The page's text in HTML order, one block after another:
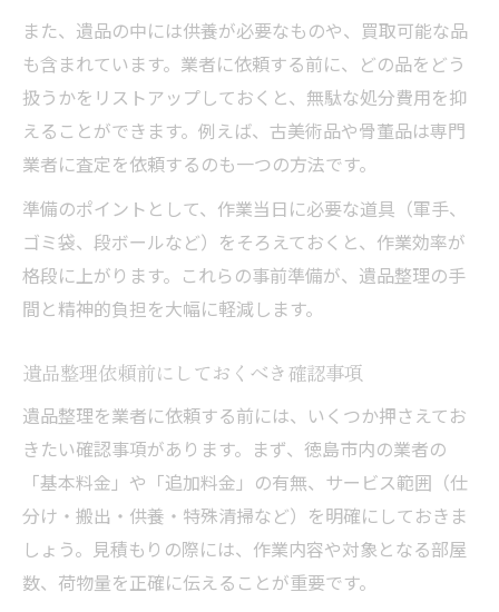
また、遺品の中には供養が必要なものや、買取可能な品
も含まれています。業者に依頼する前に、どの品をどう
扱うかをリストアップしておくと、無駄な処分費用を抑
えることができます。例えば、古美術品や骨董品は専門
業者に査定を依頼するのも一つの方法です。
準備のポイントとして、作業当日に必要な道具（軍手、
ゴミ袋、段ボールなど）をそろえておくと、作業効率が
格段に上がります。これらの事前準備が、遺品整理の手
間と精神的負担を大幅に軽減します。
遺品整理依頼前にしておくべき確認事項
遺品整理を業者に依頼する前には、いくつか押さえてお
きたい確認事項があります。まず、徳島市内の業者の
「基本料金」や「追加料金」の有無、サービス範囲（仕
分け・搬出・供養・特殊清掃など）を明確にしておきま
しょう。見積もりの際には、作業内容や対象となる部屋
数、荷物量を正確に伝えることが重要です。